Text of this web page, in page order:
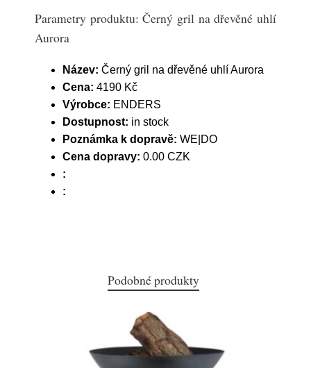
Parametry produktu: Černý gril na dřevěné uhlí
Aurora
Název: Černý gril na dřevěné uhlí Aurora
Cena: 4190 Kč
Výrobce: ENDERS
Dostupnost: in stock
Poznámka k dopravě: WE|DO
Cena dopravy: 0.00 CZK
:
:
Podobné produkty